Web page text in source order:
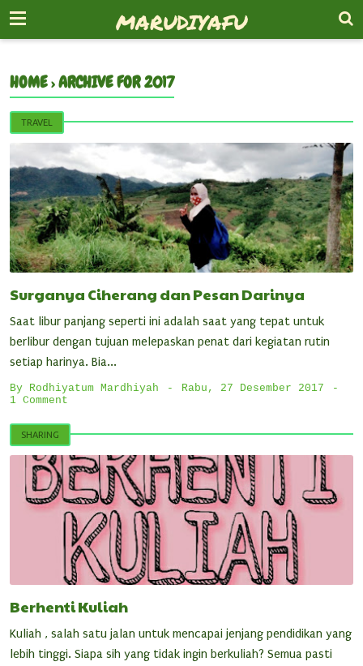
MARUDIYAFU
HOME›ARCHIVE FOR 2017
TRAVEL
Surganya Ciherang dan Pesan Darinya
Saat libur panjang seperti ini adalah saat yang tepat untuk
berlibur dengan tujuan melepaskan penat dari kegiatan rutin
setiap harinya. Bia...
By Rodhiyatum Mardhiyah
Rabu, 27 Desember 2017
1 Comment
SHARING
Berhenti Kuliah
Kuliah , salah satu jalan untuk mencapai jenjang pendidikan yang
lebih tinggi. Siapa sih yang tidak ingin berkuliah? Semua pasti